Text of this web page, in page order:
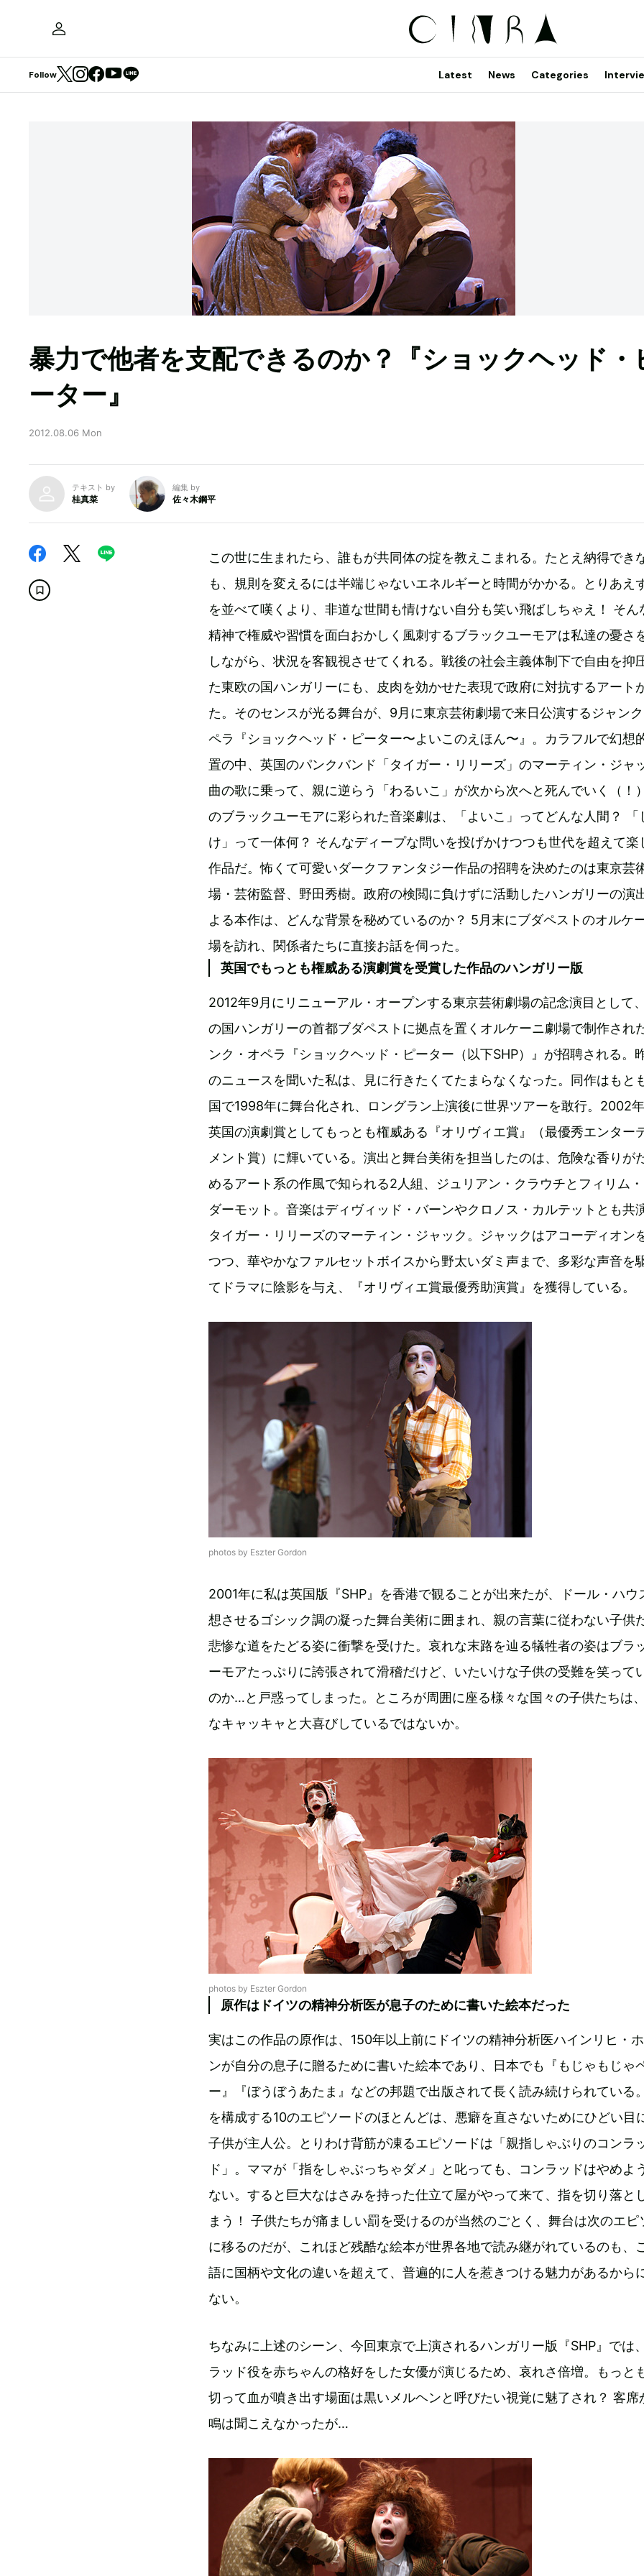
Follow Latest News Categories
暴力で他者を支配できるのか？『ショックヘッド・
ーター』
2012.08.06 Mon
テキスト by
桂真菜
編集 by
佐々木鋼平
この世に生まれたら、誰もが共同体の掟を教えこまれる。たとえ納得でき
も、規則を変えるには半端じゃないエネルギーと時間がかかる。とりあえ
を並べて嘆くより、非道な世間も情けない自分も笑い飛ばしちゃえ！ そん
精神で権威や習慣を面白おかしく風刺するブラックユーモアは私達の憂さ
しながら、状況を客観視させてくれる。戦後の社会主義体制下で自由を抑
た東欧の国ハンガリーにも、皮肉を効かせた表現で政府に対抗するアート
た。そのセンスが光る舞台が、9月に東京芸術劇場で来日公演するジャン
ペラ『ショックヘッド・ピーター〜よいこのえほん〜』。カラフルで幻想
置の中、英国のパンクバンド「タイガー・リリーズ」のマーティン・ジャ
曲の歌に乗って、親に逆らう「わるいこ」が次から次へと死んでいく（！
のブラックユーモアに彩られた音楽劇は、「よいこ」ってどんな人間？ 「
け」って一体何？ そんなディープな問いを投げかけつつも世代を超えて楽
作品だ。怖くて可愛いダークファンタジー作品の招聘を決めたのは東京芸
場・芸術監督、野田秀樹。政府の検閲に負けずに活動したハンガリーの演
よる本作は、どんな背景を秘めているのか？ 5月末にブダペストのオルケ
場を訪れ、関係者たちに直接お話を伺った。
英国でもっとも権威ある演劇賞を受賞した作品のハンガリー版
2012年9月にリニューアル・オープンする東京芸術劇場の記念演目として
の国ハンガリーの首都ブダペストに拠点を置くオルケーニ劇場で制作され
ンク・オペラ『ショックヘッド・ピーター（以下SHP）』が招聘される。
のニュースを聞いた私は、見に行きたくてたまらなくなった。同作はもと
国で1998年に舞台化され、ロングラン上演後に世界ツアーを敢行。2002
英国の演劇賞としてもっとも権威ある『オリヴィエ賞』（最優秀エンター
メント賞）に輝いている。演出と舞台美術を担当したのは、危険な香りが
めるアート系の作風で知られる2人組、ジュリアン・クラウチとフィリム
ダーモット。音楽はディヴィッド・バーンやクロノス・カルテットとも共
タイガー・リリーズのマーティン・ジャック。ジャックはアコーディオン
つつ、華やかなファルセットボイスから野太いダミ声まで、多彩な声音を
てドラマに陰影を与え、『オリヴィエ賞最優秀助演賞』を獲得している。
photos by Eszter Gordon
2001年に私は英国版『SHP』を香港で観ることが出来たが、ドール・ハウ
想させるゴシック調の凝った舞台美術に囲まれ、親の言葉に従わない子供
悲惨な道をたどる姿に衝撃を受けた。哀れな末路を辿る犠牲者の姿はブラ
ーモアたっぷりに誇張されて滑稽だけど、いたいけな子供の受難を笑って
のか…と戸惑ってしまった。ところが周囲に座る様々な国々の子供たちは
なキャッキャと大喜びしているではないか。
photos by Eszter Gordon
原作はドイツの精神分析医が息子のために書いた絵本だった
実はこの作品の原作は、150年以上前にドイツの精神分析医ハインリヒ・
ンが自分の息子に贈るために書いた絵本であり、日本でも『もじゃもじゃ
ー』『ぼうぼうあたま』などの邦題で出版されて長く読み続けられている
を構成する10のエピソードのほとんどは、悪癖を直さないためにひどい目
子供が主人公。とりわけ背筋が凍るエピソードは「親指しゃぶりのコンラ
ド」。ママが「指をしゃぶっちゃダメ」と叱っても、コンラッドはやめよ
ない。すると巨大なはさみを持った仕立て屋がやって来て、指を切り落と
まう！ 子供たちが痛ましい罰を受けるのが当然のごとく、舞台は次のエピ
に移るのだが、これほど残酷な絵本が世界各地で読み継がれているのも、
語に国柄や文化の違いを超えて、普遍的に人を惹きつける魅力があるから
ない。
ちなみに上述のシーン、今回東京で上演されるハンガリー版『SHP』では
ラッド役を赤ちゃんの格好をした女優が演じるため、哀れさ倍増。もっと
切って血が噴き出す場面は黒いメルヘンと呼びたい視覚に魅了され？ 客席
鳴は聞こえなかったが…